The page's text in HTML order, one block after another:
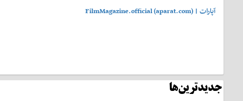
آپارات | FilmMagazine.official (aparat.com)
جدیدترین‌ها